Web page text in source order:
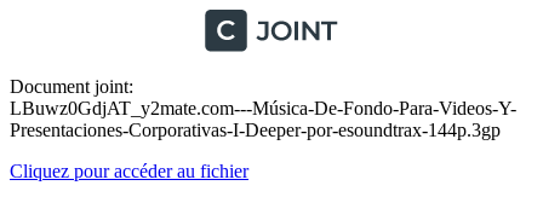
Document joint:
LBuwz0GdjAT_y2mate.com---Música-De-Fondo-Para-Videos-Y-
Presentaciones-Corporativas-I-Deeper-por-esoundtrax-144p.3gp
Cliquez pour accéder au fichier